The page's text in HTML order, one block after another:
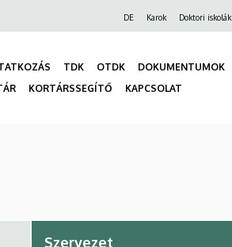
DE Karok Doktori iskolák
TDK OTDK DOKUMENTUMOK
KORTÁRSSEGÍTŐ KAPCSOLAT